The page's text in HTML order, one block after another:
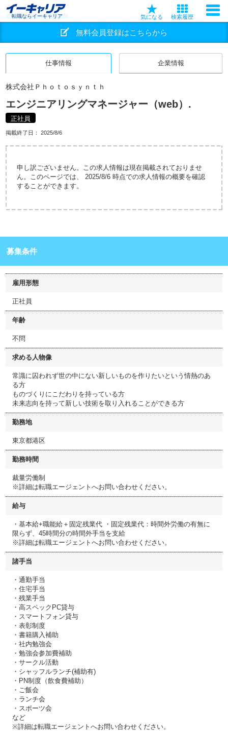
転職ならイーキャリア 気になる 検索履歴
無料会員登録はこちらから
仕事情報 企業情報
株式会社Ｐｈｏｔｏｓｙｎｔｈ
エンジニアリングマネージャー（web）.
正社員
掲載終了日： 2025/8/6
申し訳ございません。この求人情報は現在掲載されておりませ
ん。このページでは、 2025/8/6 時点での求人情報の概要を確認
することができます。
募集条件
雇用形態
正社員
年齢
不問
求める人物像
常識に囚われず世の中にない新しいものを作りたいという情熱のあ
る方
ものづくりにこだわりを持っている方
未来志向を持って新しい技術を取り入れることができる方
勤務地
東京都港区
勤務時間
裁量労働制
※詳細は転職エージェントへお問い合わせください。
給与
・基本給+職能給＋固定残業代 ・固定残業代：時間外労働の有無に
限らず、45時間分の時間外手当を支給
※詳細は転職エージェントへお問い合わせください。
諸手当
・通勤手当
・住宅手当
・残業手当
・高スペックPC貸与
・スマートフォン貸与
・表彰制度
・書籍購入補助
・社内勉強会
・勉強会参加費補助
・サークル活動
・シャッフルランチ(補助有)
・PN制度（飲食費補助）
・ご飯会
・ランチ会
・スポーツ会
など
※詳細は転職エージェントへお問い合わせください。